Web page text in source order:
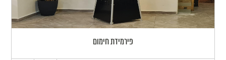
פירמידת חימום